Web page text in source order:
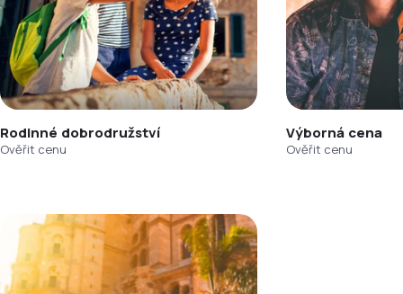
Rodinné dobrodružství
Ověřit cenu
Výborná cena
Ověřit cenu